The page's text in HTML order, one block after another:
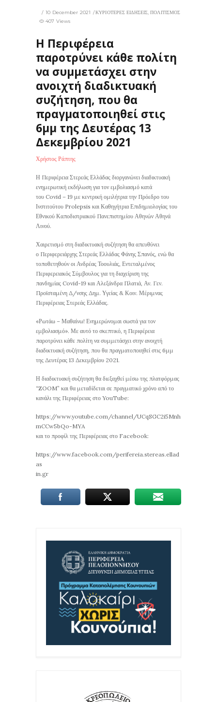
10 December 2021 ΚΥΡΙΟΤΕΡΕΣ ΕΙΔΗΣΕΙΣ,ΠΟΛΙΤΙΣΜΟΣ
407 Views
Η Περιφέρεια
παροτρύνει κάθε πολίτη
να συμμετάσχει στην
ανοιχτή διαδικτυακή
συζήτηση, που θα
πραγματοποιηθεί στις
6μμ της Δευτέρας 13
Δεκεμβρίου 2021
Χρήστος Ράπτης
Η Περιφέρεια Στερεάς Ελλάδας διοργανώνει διαδικτυακή
ενημερωτική εκδήλωση για τον εμβολιασμό κατά
του Covid – 19 με κεντρική ομιλήτρια την Πρόεδρο του
Ινστιτούτου Prolepsis και Καθηγήτρια Επιδημιολογίας του
Εθνικού Καποδιστριακού Πανεπιστημίου Αθηνών Αθηνά
Λινού.
Χαιρετισμό στη διαδικτυακή συζήτηση θα απευθύνει
ο Περιφερειάρχης Στερεάς Ελλάδας Φάνης Σπανός, ενώ θα
τοποθετηθούν οι Ανδρέας Τοουλιάς, Εντεταλμένος
Περιφερειακός Σύμβουλος για τη διαχείριση της
πανδημίας Covid-19 και Αλεξάνδρα Πλατιά, Αν. Γεν.
Προϊσταμένη Δ/νσης Δημ. Υγείας & Κοιν. Μέριμνας
Περιφέρειας Στερεάς Ελλάδας.
«Ρωτάω – Μαθαίνω! Ενημερώνομαι σωστά για τον
εμβολιασμό». Με αυτό το σκεπτικό, η Περιφέρεια
παροτρύνει κάθε πολίτη να συμμετάσχει στην ανοιχτή
διαδικτυακή συζήτηση, που θα πραγματοποιηθεί στις 6μμ
της Δευτέρας 13 Δεκεμβρίου 2021.
Η διαδικτυακή συζήτηση θα διεξαχθεί μέσω της πλατφόρμας
“ZOOM” και θα μεταδίδεται σε πραγματικό χρόνο από το
κανάλι της Περιφέρειας στο YouTube:
https://www.youtube.com/channel/UCqSGC2i5Mnh
mCCw5bQo-MYA
και το προφίλ της Περιφέρειας στο Facebook:
https://www.facebook.com/perifereia.stereas.ellad
as
in.gr